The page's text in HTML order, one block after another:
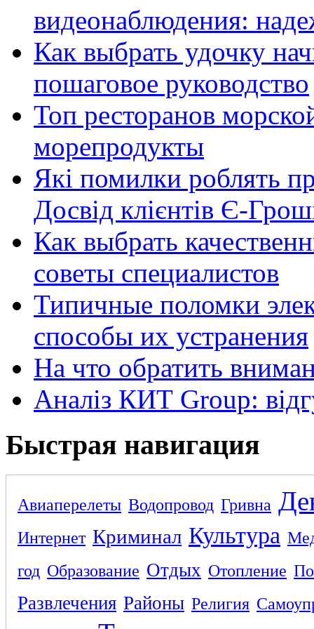
видеонаблюдения:
Как выбрать удочку
пошаговое руководство
Топ ресторанов
морепродукты
Які помилки роблять
Досвід клієнтів Є-
Как выбрать
советы специалистов
Типичные поломки
способы их устранения
На что обратить
Аналіз КИТ Group:
Быстрая навигация
Авиаперелеты Водопровод Гривна
Интернет Криминал Культура
год Образование Отдых Отопление
Развлечения Районы Религия